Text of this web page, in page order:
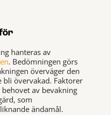
hanteras av
. Bedömningen görs
överväger den
bli övervakad. Faktorer
av bevakning
som
ändamål.